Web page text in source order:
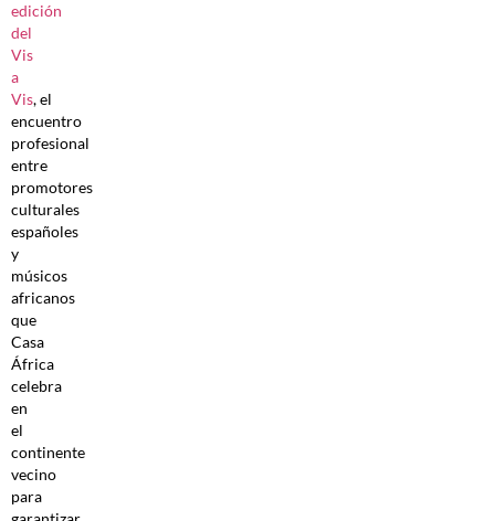
edición
del
Vis
a
Vis, el
encuentro
profesional
entre
promotores
culturales
españoles
y
músicos
africanos
que
Casa
África
celebra
en
el
continente
vecino
para